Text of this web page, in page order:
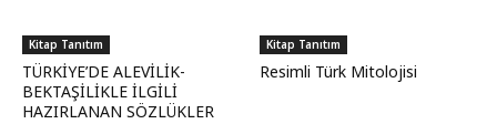
Kitap Tanıtım
TÜRKİYE’DE ALEVİLİK-
BEKTAŞİLİKLE İLGİLİ
HAZIRLANAN SÖZLÜKLER
Kitap Tanıtım
Resimli Türk Mitolojisi